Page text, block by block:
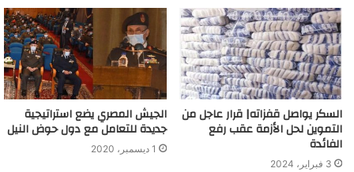
السكر يواصل قفزاته| قرار عاجل من
التموين لحل الأزمة عقب رفع
الفائدة
3 فبراير، 2024
الجيش المصري يضع استراتيجية
جديدة للتعامل مع دول حوض النيل
1 ديسمبر، 2020